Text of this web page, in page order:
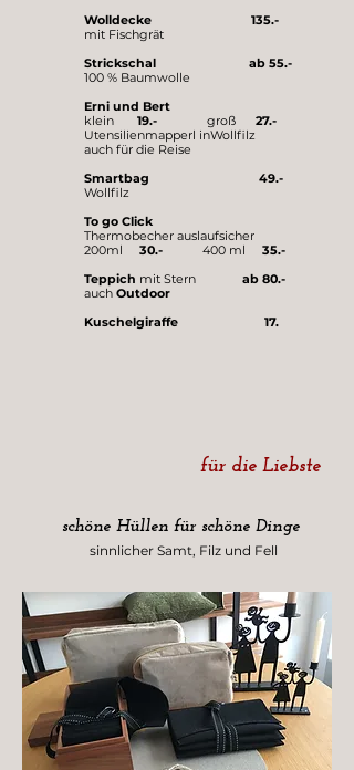
Wolldecke 135.-
mit Fischgrät
Strickschal
ab 55.-
100 % Baumwolle
Erni und Bert
klein 19.- groß
27.-
Utensilienmapperl inWollfilz
auch für die Reise
Smartbag 49.-
Wollfilz
To go Click
Thermobecher auslaufsicher
200ml
30.- 400 ml 35.-
Teppich mit Stern
ab 80.-
auch Outdoor
Kuschelgiraffe 17.
für die Liebste
schöne Hüllen für schöne Dinge
sinnlicher Samt, Filz und Fell